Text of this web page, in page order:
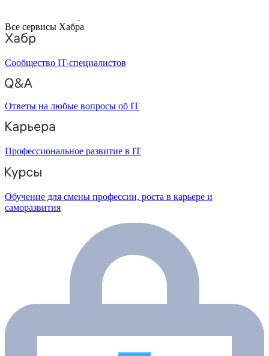
Все сервисы Хабра
Сообщество IT-специалистов
Ответы на любые вопросы об IT
Профессиональное развитие в IT
Обучение для смены профессии, роста в карьере и
саморазвития